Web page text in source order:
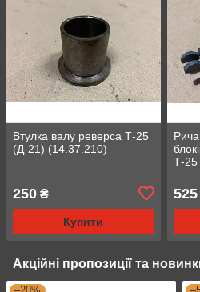
Втулка валу реверса Т-25
(Д-21) (14.37.210)
250 ₴
Купити
Т-25
525
Акційні пропозиції та